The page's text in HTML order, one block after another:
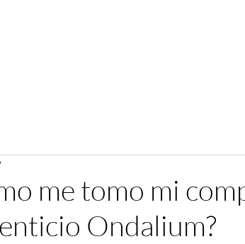
me tomo mi
Ondalium?